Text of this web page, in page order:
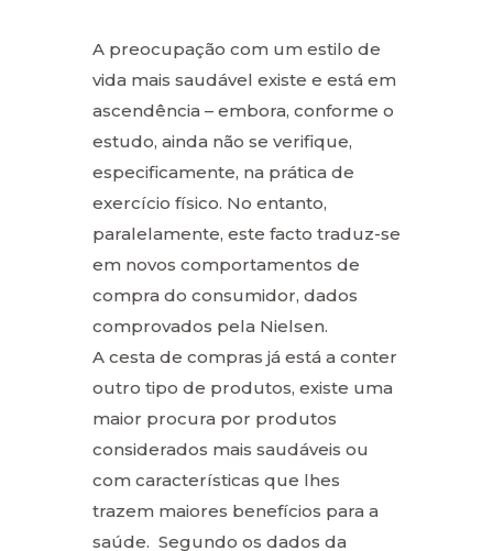
A preocupação com um estilo de
vida mais saudável existe e está em
ascendência – embora, conforme o
estudo, ainda não se verifique,
especificamente, na prática de
exercício físico. No entanto,
paralelamente, este facto traduz-se
em novos comportamentos de
compra do consumidor, dados
comprovados pela Nielsen.
A cesta de compras já está a conter
outro tipo de produtos, existe uma
maior procura por produtos
considerados mais saudáveis ou
com características que lhes
trazem maiores benefícios para a
saúde. Segundo os dados da